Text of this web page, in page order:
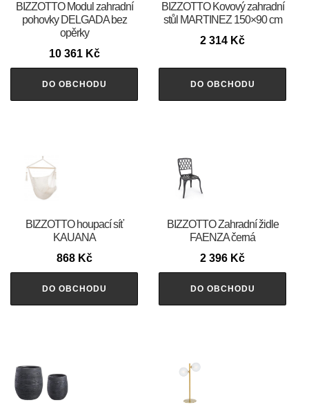
BIZZOTTO Modul zahradní
pohovky DELGADA bez
opěrky
10 361 Kč
DO OBCHODU
BIZZOTTO Kovový zahradní
stůl MARTINEZ 150×90 cm
2 314 Kč
DO OBCHODU
BIZZOTTO houpací síť
KAUANA
868 Kč
DO OBCHODU
BIZZOTTO Zahradní židle
FAENZA černá
2 396 Kč
DO OBCHODU